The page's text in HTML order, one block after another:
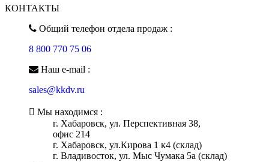
КОНТАКТЫ
Общий телефон отдела продаж :
8 800 770 75 06
Наш e-mail :
sales@kkdv.ru
Мы находимся :
г. Хабаровск, ул. Перспективная 38,
офис 214
г. Хабаровск, ул.Кирова 1 к4 (склад)
г. Владивосток, ул. Мыс Чумака 5а (склад)